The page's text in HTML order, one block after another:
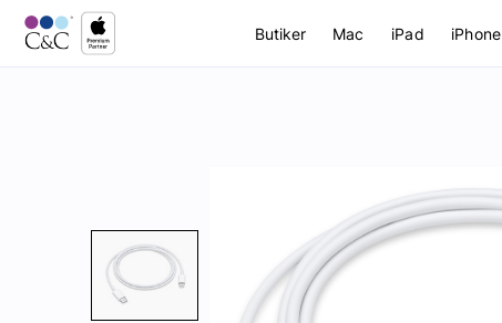
Butiker Mac iPad iPhone